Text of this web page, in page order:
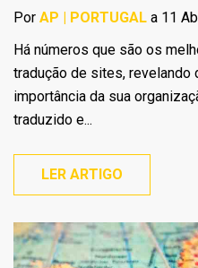
Por AP | PORTUGAL a 11
Há números que são os
tradução de sites, revelando
importância da sua
traduzido e...
LER ARTIGO